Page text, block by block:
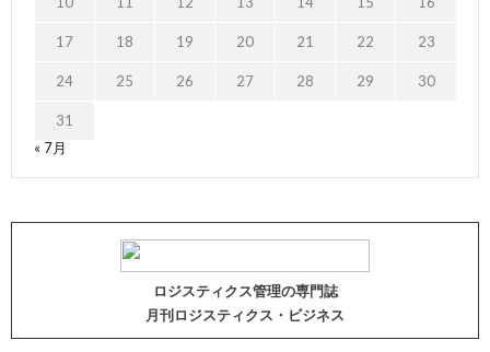
17 18 19 20 21 22 23
24 25 26 27 28 29 30
31
« 7月
ロジスティクス管理の専門誌
月刊ロジスティクス・ビジネス